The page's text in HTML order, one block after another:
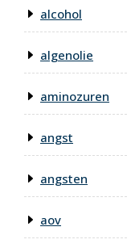
alcohol
algenolie
aminozuren
angst
angsten
aov